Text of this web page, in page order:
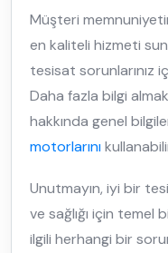
Müşteri
en kaliteli hizmeti
tesisat sorunlarınız
Daha fazla bilgi
hakkında genel
motorlarını
Unutmayın, iyi bir
ve sağlığı için temel
ilgili herhangi bir